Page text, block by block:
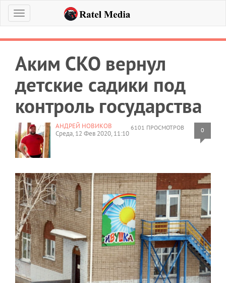
Меню
Аким СКО вернул
детские садики под
контроль государства
6101 ПРОСМОТРОВ 0
АНДРЕЙ НОВИКОВ
Среда, 12 Фев 2020, 11:10